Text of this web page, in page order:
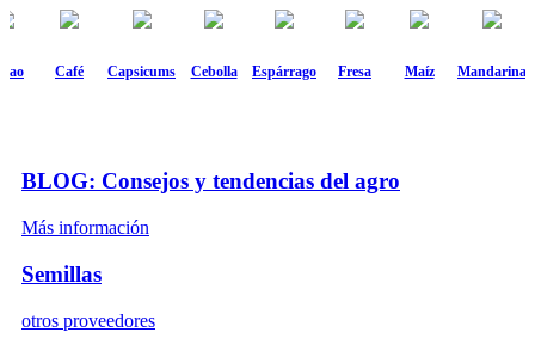
Café Capsicums Cebolla Espárrago Fresa Maíz Mandarina
BLOG: Consejos y tendencias del agro
Más información
Semillas
otros proveedores